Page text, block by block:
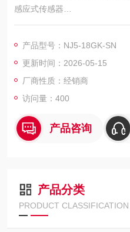
感应式传感器
系列: 圆柱形, 外壳材料:
IP68, ATEX 3G
产品型号：NJ5-18GK-SN
更新时间：2026-05-15
厂商性质：经销商
访问量：400
产品咨询
产品分类
PRODUCT CLASSIFICATION